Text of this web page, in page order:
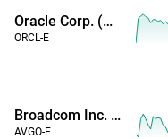
Oracle Corp. (Horas Estendidas)
ORCL-E
Broadcom Inc. (Horas Estendidas)
AVGO-E